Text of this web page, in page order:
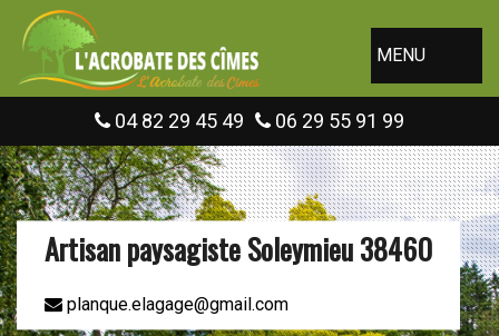
MENU
04 82 29 45 49 06 29 55 91 99
Artisan paysagiste Soleymieu 38460
planque.elagage@gmail.com